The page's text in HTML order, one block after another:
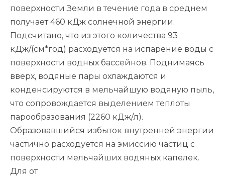
поверхности Земли в течение года в среднем
получает 460 кДж солнечной энергии.
Подсчитано, что из этого количества 93
кДж/(см*год) расходуется на испарение воды с
поверхности водных бассейнов. Поднимаясь
вверх, водяные пары охлаждаются и
конденсируются в мельчайшую водяную пыль,
что сопровождается выделением теплоты
парообразования (2260 кДж/л).
Образовавшийся избыток внутренней энергии
частично расходуется на эмиссию частиц с
поверхности мельчайших водяных капелек.
Для от